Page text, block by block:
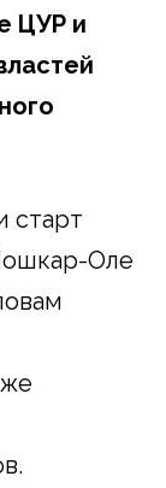
ЦУР и
старт
Оле